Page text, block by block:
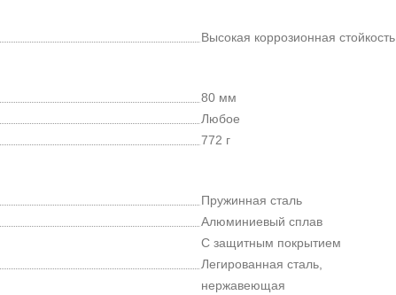
Высокая коррозионная стойкость
80 мм
Любое
772 г
Пружинная сталь
Алюминиевый сплав
С защитным покрытием
Легированная сталь,
нержавеющая